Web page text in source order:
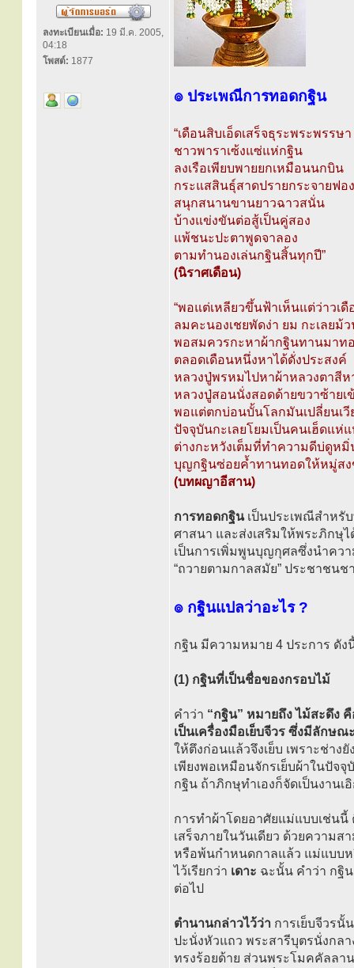
ลงทะเบียนเมื่อ: 19 มี.ค. 2005,
04:18
โพสต์: 1877
๏ ประเพณีการทอดกฐิน
“เดือนสิบเอ็ดเสร็จธุระพระพรรษา
ชาวพาราเซ้งแซ่แห่กฐิน
ลงเรือเพียบพายยกเหมือนนกบิน
กระแสสินธุ์สาดปรายกระจายฟอง
สนุกสนานขานยาวฉาวสนั่น
บ้างแข่งขันต่อสู้เป็นคู่สอง
แพ้ชนะปะตาพูดจาลอง
ตามทำนองเล่นกฐินสิ้นทุกปี”
(นิราศเดือน)
“พอแต่เหลียวขึ้นฟ้าเห็นแต่ว่าวเ
ลมคะนองเชยพัดง่า ยม กะเลยม้
พอสมควรกะหาผ้ากฐินทานมาท
ตลอดเดือนหนึ่งหาได้ดั่งประสงค์
หลวงปู่พรหมไปหาผ้าหลวงตาสีห
หลวงปู่สอนนั่งสอดด้ายขวาซ้ายเ
พอแต่ตกบ่อนบั้นโลกมันเปลี่ยนเวี
ปัจจุบันกะเลยโยมเป็นคนเฮ็ดแห่
ต่างกะหวังเต็มที่ทำความดีบ่ดูหมิ่
บุญกฐินซ่อยค้ำทานทอดให้หมู่สง
(บทผญาอีสาน)
การทอดกฐินเป็นประเพณีสำหรั
ศาสนา และส่งเสริมให้พระภิกษุ
เป็นการเพิ่มพูนบุญกุศลซึ่งนำคว
“ถวายตามกาลสมัย” ประชาชน
๏ กฐินแปลว่าอะไร ?
กฐิน มีความหมาย 4 ประการ ดัง
(1) กฐินที่เป็นชื่อของกรอบไม้
คำว่า “กฐิน” หมายถึง ไม้สะดึง
เป็นเครื่องมือเย็บจีวร ซึ่งมีลักษณ
ให้ตึงก่อนแล้วจึงเย็บ เพราะช่า
เพียงพอเหมือนจักรเย็บผ้าในปัจ
กฐิน ถ้าภิกษุทำเองก็จัดเป็นงานเอิ
การทำผ้าโดยอาศัยแม่แบบเช่นนี้
เสร็จภายในวันเดียว ด้วยความ
หรือพ้นกำหนดกาลแล้ว แม่แบบห
ไว้เรียกว่า เดาะ ฉะนั้น คำว่า กฐิน
ต่อไป
ตำนานกล่าวไว้ว่า การเย็บจีวรนั้
ปะนั่งหัวแถว พระสารีบุตรนั่งกล
ทรงร้อยด้าย ส่วนพระโมคคัลลา